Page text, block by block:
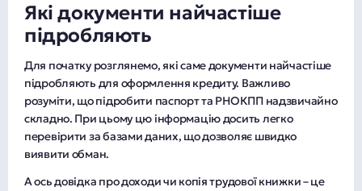
Які документи найчастіше
підробляють
Для початку розглянемо, які саме документи найчастіше
підробляють для оформлення кредиту. Важливо
розуміти, що підробити паспорт та РНОКПП надзвичайно
складно. При цьому цю інформацію досить легко
перевірити за базами даних, що дозволяє швидко
виявити обман.
А ось довідка про доходи чи копія трудової книжки – це